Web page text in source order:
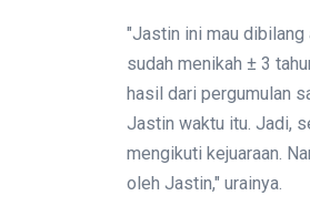
"Jastin ini mau dibilang
sudah menikah ± 3
hasil dari pergumulan
Jastin waktu itu. Jadi,
mengikuti kejuaraan.
oleh Jastin," urainya.